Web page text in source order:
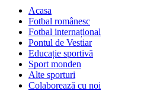
Acasa
Fotbal românesc
Fotbal internațional
Pontul de Vestiar
Educație sportivă
Sport monden
Alte sporturi
Colaborează cu noi